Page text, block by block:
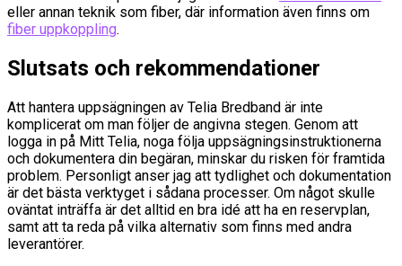
eller annan teknik som fiber, där information även finns om
fiber uppkoppling.
Slutsats och rekommendationer
Att hantera uppsägningen av Telia Bredband är inte
komplicerat om man följer de angivna stegen. Genom att
logga in på Mitt Telia, noga följa uppsägningsinstruktionerna
och dokumentera din begäran, minskar du risken för framtida
problem. Personligt anser jag att tydlighet och dokumentation
är det bästa verktyget i sådana processer. Om något skulle
oväntat inträffa är det alltid en bra idé att ha en reservplan,
samt att ta reda på vilka alternativ som finns med andra
leverantörer.